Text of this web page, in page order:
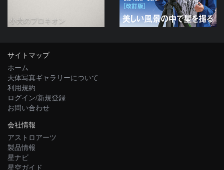
小犬のプロキオン
サイトマップ
ホーム
天体写真ギャラリーについて
利用規約
ログイン/新規登録
お問い合わせ
会社情報
アストロアーツ
製品情報
星ナビ
星空ガイド